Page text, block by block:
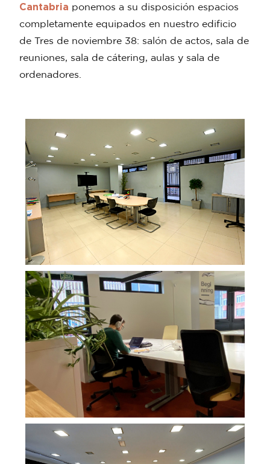
Cantabria ponemos a su disposición espacios
completamente equipados en nuestro edificio
de Tres de noviembre 38: salón de actos, sala de
reuniones, sala de cátering, aulas y sala de
ordenadores.